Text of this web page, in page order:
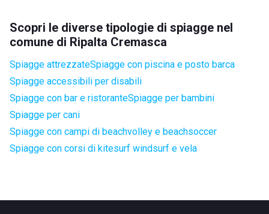
Scopri le diverse tipologie di spiagge nel
comune di Ripalta Cremasca
Spiagge attrezzateSpiagge con piscina e posto barca
Spiagge accessibili per disabili
Spiagge con bar e ristoranteSpiagge per bambini
Spiagge per cani
Spiagge con campi di beachvolley e beachsoccer
Spiagge con corsi di kitesurf windsurf e vela